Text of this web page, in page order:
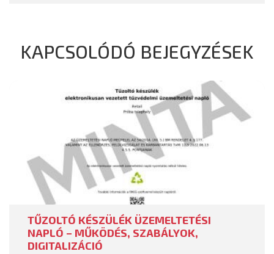
KAPCSOLÓDÓ BEJEGYZÉSEK
TŰZOLTÓ KÉSZÜLÉK ÜZEMELTETÉSI
NAPLÓ – MŰKÖDÉS, SZABÁLYOK,
DIGITALIZÁCIÓ